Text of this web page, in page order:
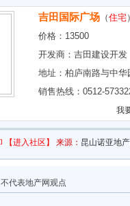
吉田国际广场 （住宅
价格： 13500
开发商： 吉田建设开发
地址： 柏庐南路与中华
销售热线：0512-
我
【进入社区】 来源： 昆山诺亚地
代表地产网观点